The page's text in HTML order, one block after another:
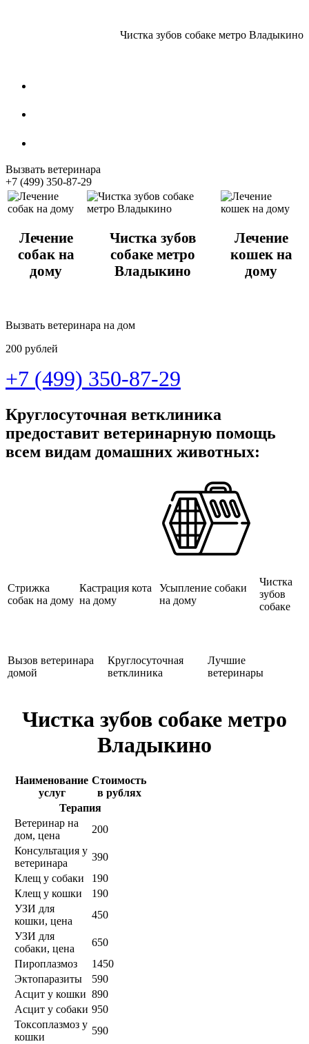
Чистка зубов собаке метро Владыкино
Вызвать ветеринара
+7 (499) 350-87-29
Лечение
собак на
дому
Чистка зубов
собаке метро
Владыкино
Лечение
кошек на
дому
Вызвать ветеринара на дом
200 рублей
+7 (499) 350-87-29
Круглосуточная ветклиника
предоставит ветеринарную помощь
всем видам домашних животных:
Стрижка
собак на дому
Кастрация кота
на дому
Усыпление собаки
на дому
Чистка
зубов
собаке
Вызов ветеринара
домой
Круглосуточная
ветклиника
Лучшие
ветеринары
Чистка зубов собаке метро
Владыкино
Наименование
услуг
Стоимость
в рублях
Терапия
Ветеринар на
дом, цена
200
Консультация у
ветеринара
390
Клещ у собаки
190
Клещ у кошки
190
УЗИ для
кошки, цена
450
УЗИ для
собаки, цена
650
Пироплазмоз
1450
Эктопаразиты
590
Асцит у кошки 890
Асцит у собаки 950
Токсоплазмоз у
кошки
590